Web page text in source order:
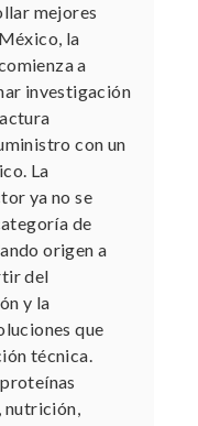
mejores
la
a
investigación
con un
La
ya no se
de
origen a
del
y la
que
técnica.
nutrición,